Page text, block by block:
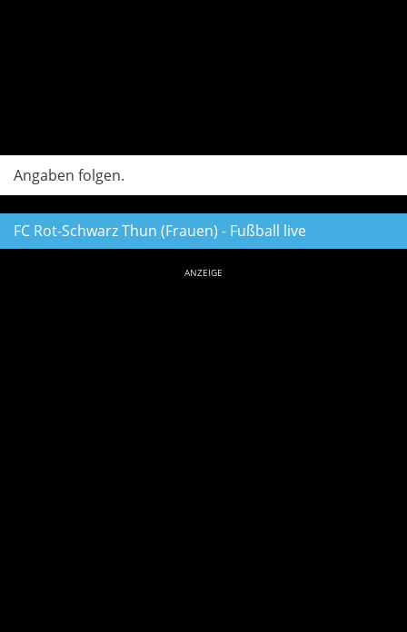
Angaben folgen.
FC Rot-Schwarz Thun (Frauen) - Fußball live
ANZEIGE